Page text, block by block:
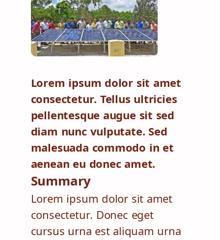
Lorem ipsum dolor sit amet
consectetur. Tellus ultricies
pellentesque augue sit sed
diam nunc vulputate. Sed
malesuada commodo in et
aenean eu donec amet.
Summary
Lorem ipsum dolor sit amet
consectetur. Donec eget
cursus urna est aliquam urna